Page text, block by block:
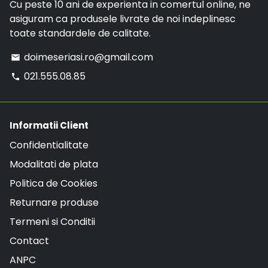
Cu peste 10 ani de experienta in comertul online, ne
asiguram ca produsele livrate de noi indeplinesc
toate standardele de calitate.
email doimeseriasi.ro@gmail.com
phone 021.555.08.85
Informatii Client
Confidentialitate
Modalitati de plata
Politica de Cookies
Returnare produse
Termeni si Conditii
Contact
ANPC